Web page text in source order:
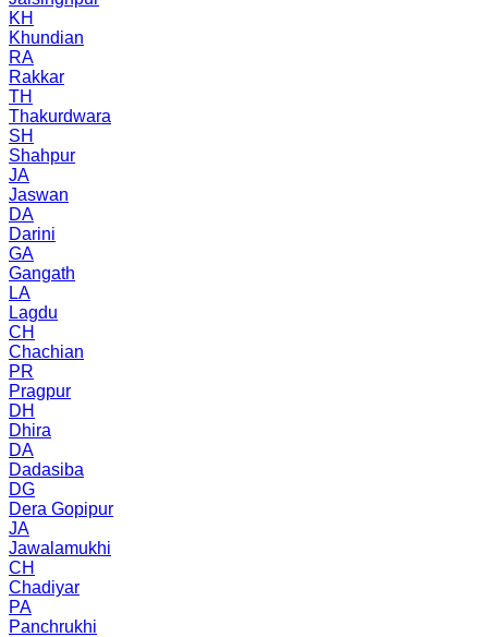
KH
Khundian
RA
Rakkar
TH
Thakurdwara
SH
Shahpur
JA
Jaswan
DA
Darini
GA
Gangath
LA
Lagdu
CH
Chachian
PR
Pragpur
DH
Dhira
DA
Dadasiba
DG
Dera Gopipur
JA
Jawalamukhi
CH
Chadiyar
PA
Panchrukhi